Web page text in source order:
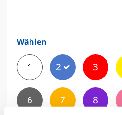
Wählen
1 2 3
6 7 8